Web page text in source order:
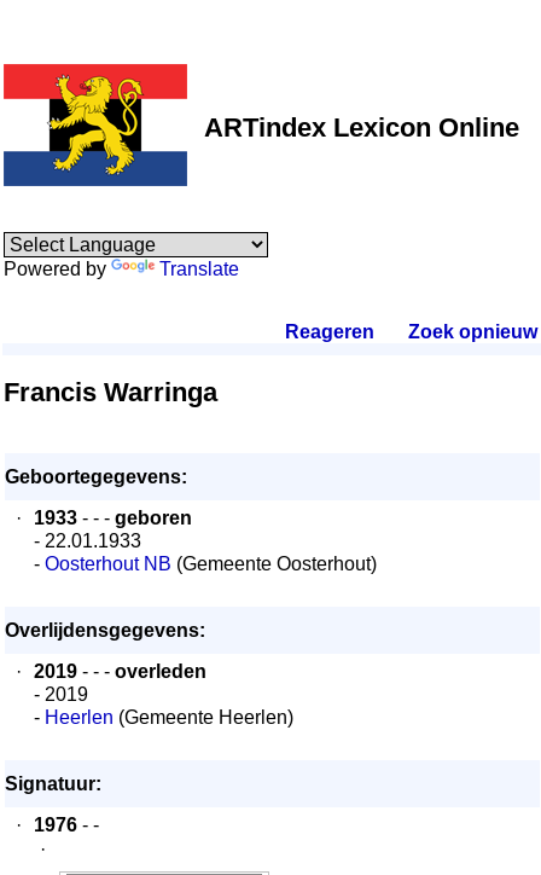
ARTindex Lexicon Online
Powered by Translate
Reageren Zoek opnieuw.
Francis Warringa
Geboortegegevens:
·
1933 - - - geboren
- 22.01.1933
- Oosterhout NB (Gemeente Oosterhout)
Overlijdensgegevens:
·
2019 - - - overleden
- 2019
- Heerlen (Gemeente Heerlen)
Signatuur:
·
1976 - -
·